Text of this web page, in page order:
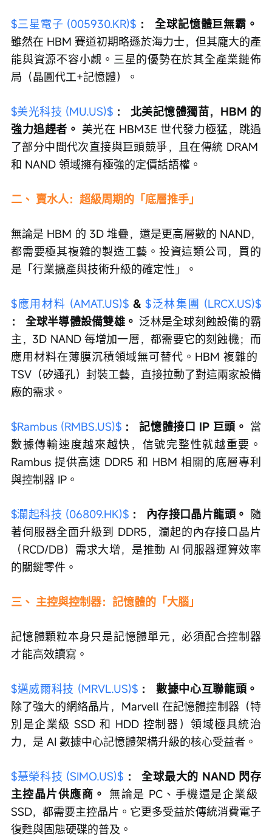
$三星電子 (005930.KR)$ ：
全球記憶體巨無霸。
雖然在 HBM 賽道初期略遜於海力士，但其龐大的產
能與資源不容小覷。三星的優勢在於其全產業鏈佈
局（晶圓代工+記憶體）。
$美光科技 (MU.US)$ ：
北美記憶體獨苗，HBM 的
強力追趕者。 美光在 HBM3E 世代發力極猛，跳過
了部分中間代次直接與巨頭競爭，且在傳統 DRAM
和 NAND 領域擁有極強的定價話語權。
二、 賣水人：超級周期的「底層推手」
無論是 HBM 的 3D 堆疊，還是更高層數的 NAND，
都需要極其複雜的製造工藝。投資這類公司，買的
是「行業擴產與技術升級的確定性」。
$應用材料 (AMAT.US)$ & $泛林集團 (LRCX.US)$
：
全球半導體設備雙雄。 泛林是全球刻蝕設備的霸
主，3D NAND 每增加一層，都需要它的刻蝕機；而
應用材料在薄膜沉積領域無可替代。HBM 複雜的
TSV（矽通孔）封裝工藝，直接拉動了對這兩家設備
廠的需求。
$Rambus (RMBS.US)$ ： 記憶體接口 IP 巨頭。 當
數據傳輸速度越來越快，信號完整性就越重要。
Rambus 提供高速 DDR5 和 HBM 相關的底層專利
與控制器 IP。
$瀾起科技 (06809.HK)$ ： 內存接口晶片龍頭。 隨
著伺服器全面升級到 DDR5，瀾起的內存接口晶片
（RCD/DB）需求大增，是推動 AI 伺服器運算效率
的關鍵零件。
三、 主控與控制器：記憶體的「大腦」
記憶體顆粒本身只是記憶體單元，必須配合控制器
才能高效讀寫。
$邁威爾科技 (MRVL.US)$ ：
數據中心互聯龍頭。
除了強大的網絡晶片，Marvell 在記憶體控制器（特
別是企業級 SSD 和 HDD 控制器）領域極具統治
力，是 AI 數據中心記憶體架構升級的核心受益者。
$慧榮科技 (SIMO.US)$ ：
全球最大的 NAND 閃存
主控晶片供應商。 無論是 PC、手機還是企業級
SSD，都需要主控晶片。它更多受益於傳統消費電子
復甦與固態硬碟的普及。